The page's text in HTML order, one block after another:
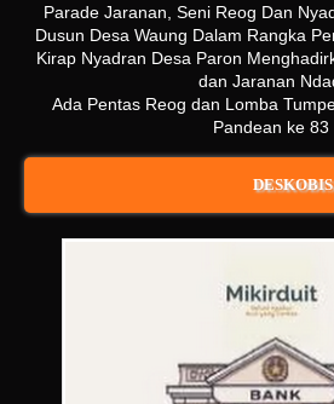
Parade Jaranan, Seni Reog Dan
Dusun Desa Waung Dalam Rangka
Kirap Nyadran Desa Paron
dan Jaranan
Ada Pentas Reog dan Lomba
Pandean ke 83
DESKOBIS